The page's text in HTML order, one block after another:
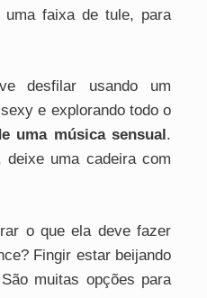
uma faixa de tule, para
desfilar usando um
e explorando todo o
uma música sensual .
deixe uma cadeira com
o que ela deve fazer
Fingir estar beijando
muitas opções para